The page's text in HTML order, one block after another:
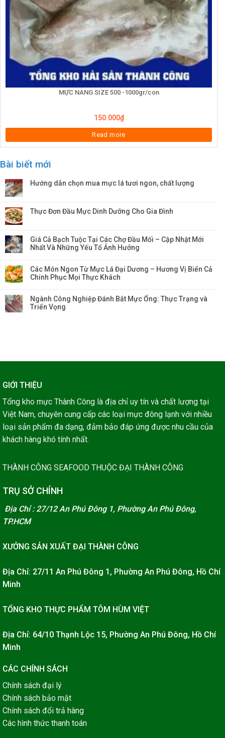
MỰC NANG SIZE 500 -1000gr/con
150.000₫
Read more
Bài biết mới
Hướng dẫn chọn mua mực lá tươi ngon, chất lượng
Thực Đơn Đầu Mực Dinh Dưỡng Cho Gia Đình
Giá Cả Bạch Tuộc Tại Các Chợ Đầu Mối – Cập Nhật Mới
Nhất Và Những Yếu Tố Ảnh Hưởng
Các Món Ngon Từ Mực Lá Đại Dương – Hương Vị Biển Cả
Chinh Phục Mọi Thực Khách
Ngành Công Nghiệp Đánh Bắt Mực Ống: Thực Trạng và
Triển Vọng
GIỚI THIỆU
Tổng kho mực Thành Công là địa chỉ uy tín và chất lượng tại
Việt Nam, chuyên cung cấp các loại mực đông lạnh với nhiều
loại sản phẩm đa dạng, đảm bảo đáp ứng được nhu cầu của
khách hàng khó tính nhất.
THÀNH CÔNG SEAFOOD THUỘC ĐẠI THÀNH CÔNG
TRỤ SỞ CHÍNH
Địa Chỉ : 27/12 An Phú Đông 1, Phường An Phú Đông,
TP.HCM
XƯỞNG SẢN XUẤT ĐẠI THÀNH CÔNG
Địa Chỉ: 27/11 An Phú Đông 1, Phường An Phú Đông, Hồ Chí
Minh
TỔNG KHO THỰC PHẨM TÔM HÙM VIỆT
Địa Chỉ: 64/10 Thạnh Lộc 15, Phường An Phú Đông, Hồ Chí
Minh
CÁC CHÍNH SÁCH
Chính sách đại lý
Chính sách bảo mật
Chính sách đổi trả hàng
Các hình thức thanh toán